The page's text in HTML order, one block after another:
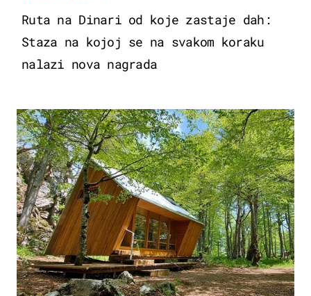
Ruta na Dinari od koje zastaje dah:
Staza na kojoj se na svakom koraku
nalazi nova nagrada